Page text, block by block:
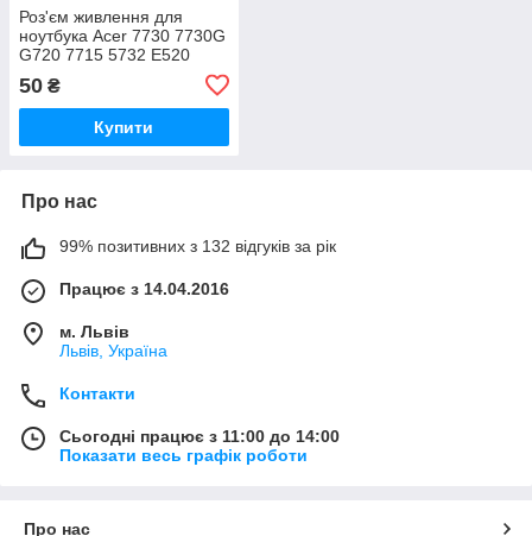
Роз'єм живлення для
ноутбука Acer 7730 7730G
G720 7715 5732 E520
50 ₴
Купити
Про нас
99% позитивних з 132 відгуків за рік
Працює з 14.04.2016
м. Львів
Львів, Україна
Контакти
Сьогодні працює з 11:00 до 14:00
Показати весь графік роботи
Про нас